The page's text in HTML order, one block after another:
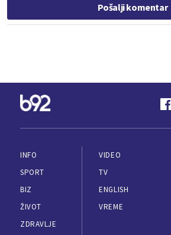
Pošalji komentar
INFO
SPORT
BIZ
ŽIVOT
ZDRAVLJE
VIDEO
TV
ENGLISH
VREME